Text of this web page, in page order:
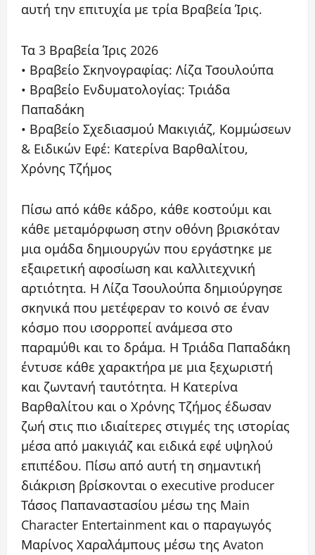
αυτή την επιτυχία με τρία Βραβεία Ίρις.
Τα 3 Βραβεία Ίρις 2026
• Βραβείο Σκηνογραφίας: Λίζα Τσουλούπα
• Βραβείο Ενδυματολογίας: Τριάδα
Παπαδάκη
• Βραβείο Σχεδιασμού Μακιγιάζ, Κομμώσεων
& Ειδικών Εφέ: Κατερίνα Βαρθαλίτου,
Χρόνης Τζήμος
Πίσω από κάθε κάδρο, κάθε κοστούμι και
κάθε μεταμόρφωση στην οθόνη βρισκόταν
μια ομάδα δημιουργών που εργάστηκε με
εξαιρετική αφοσίωση και καλλιτεχνική
αρτιότητα. Η Λίζα Τσουλούπα δημιούργησε
σκηνικά που μετέφεραν το κοινό σε έναν
κόσμο που ισορροπεί ανάμεσα στο
παραμύθι και το δράμα. Η Τριάδα Παπαδάκη
έντυσε κάθε χαρακτήρα με μια ξεχωριστή
και ζωντανή ταυτότητα. Η Κατερίνα
Βαρθαλίτου και ο Χρόνης Τζήμος έδωσαν
ζωή στις πιο ιδιαίτερες στιγμές της ιστορίας
μέσα από μακιγιάζ και ειδικά εφέ υψηλού
επιπέδου. Πίσω από αυτή τη σημαντική
διάκριση βρίσκονται ο executive producer
Τάσος Παπαναστασίου μέσω της Main
Character Entertainment και ο παραγωγός
Μαρίνος Χαραλάμπους μέσω της Avaton